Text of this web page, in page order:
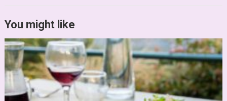
You might like